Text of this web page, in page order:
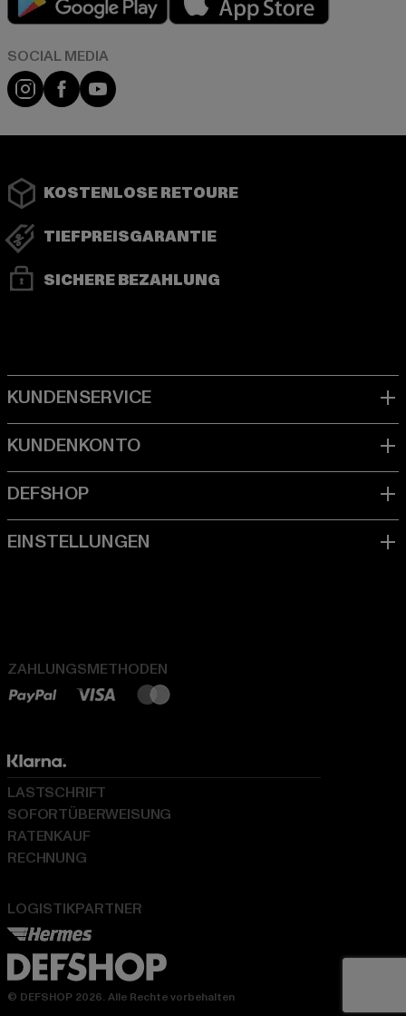
Instagram
FacebookYouTube
KOSTENLOSE RETOURE
TIEFPREISGARANTIE
SICHERE BEZAHLUNG
ZAHLUNGSMETHODEN
LOGISTIKPARTNER
LASTSCHRIFT
SOFORTÜBERWEISUNG
RATENKAUF
RECHNUNG
© DEFSHOP 2026. Alle Rechte vorbehalten